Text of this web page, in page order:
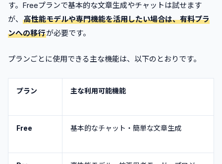
す。Freeプランで基本的な文章生成やチャットは試せます
が、
高性能モデルや専門機能を活用したい場合は、有料プラ
ンへの移行が必要です。
プランごとに使用できる主な機能は、以下のとおりです。
プラン 主な利用可能機能
Free 基本的なチャット・簡単な文章生成